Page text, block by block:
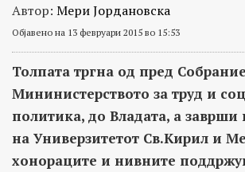
Автор: Мери Јордановска
Објавено на 13 февруари 2015 во 15:53
Толпата тргна од пред
Мининистерството за труд и
политика, до Владата, а заврши
на Универзитетот Св.Кирил и
хонораците и нивните